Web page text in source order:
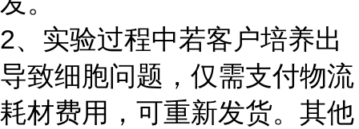
2、实验过程中若客户培养出
导致细胞问题，仅需支付物流
耗材费用，可重新发货。其他